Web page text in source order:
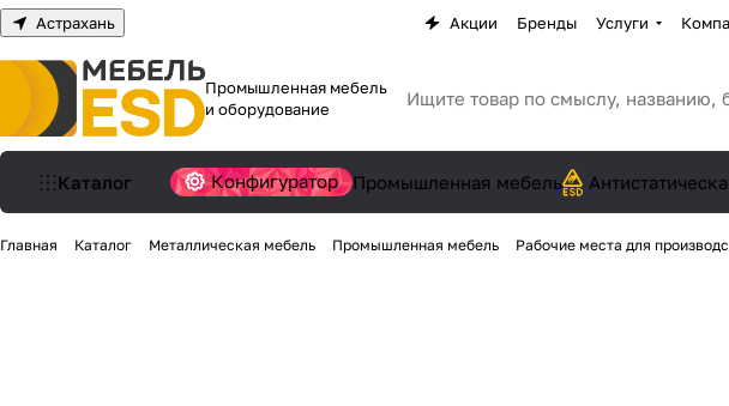
Астрахань Акции Бренды Услуги
Промышленная мебель
и оборудование
Каталог Конфигуратор Промышленная мебель
Главная Каталог Металлическая мебель Промышленная мебель Рабочие места для